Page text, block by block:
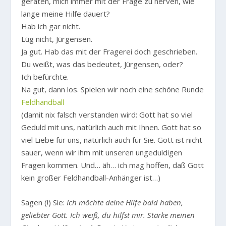
lange meine Hilfe dauert?
Hab ich gar nicht.
Lüg nicht, Jürgensen.
Ja gut. Hab das mit der Fragerei doch geschrieben.
Du weißt, was das bedeutet, Jürgensen, oder?
Ich befürchte.
Na gut, dann los. Spielen wir noch eine schöne Runde
Feldhandball
(damit nix falsch verstanden wird: Gott hat so viel
Geduld mit uns, natürlich auch mit Ihnen. Gott hat so
viel Liebe für uns, natürlich auch für Sie. Gott ist nicht
sauer, wenn wir ihm mit unseren ungeduldigen
Fragen kommen. Und… äh… ich mag hoffen, daß Gott
kein großer Feldhandball-Anhänger ist…)
Sagen (!) Sie: Ich möchte deine Hilfe bald haben,
geliebter Gott. Ich weiß, du hilfst mir. Stärke meinen